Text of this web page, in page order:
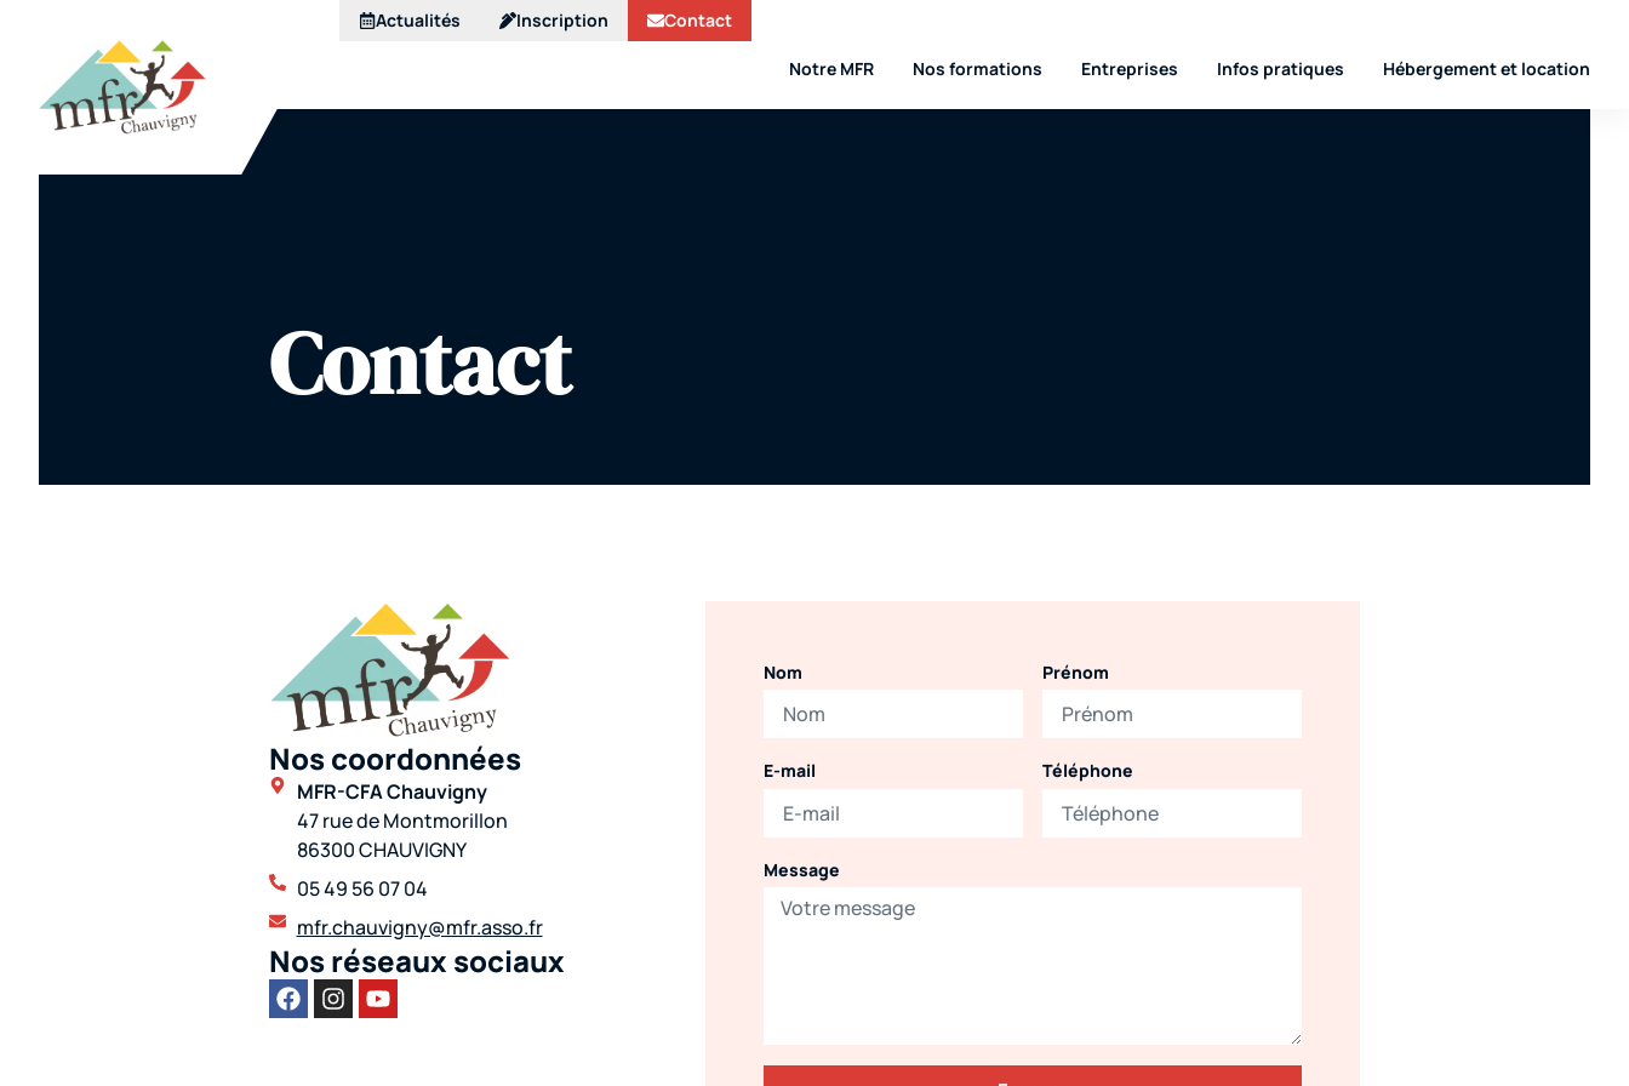
Actualités Inscription Contact
Notre MFR Nos formations Entreprises Infos pratiques Hébergement et location
Contact
Nos coordonnées
MFR-CFA Chauvigny
47 rue de Montmorillon
86300 CHAUVIGNY
05 49 56 07 04
mfr.chauvigny@mfr.asso.fr
Nos réseaux sociaux
Nom Prénom
E-mail Téléphone
Message